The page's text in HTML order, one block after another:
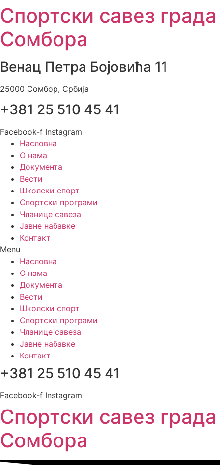
Skip
to
content
Спортски савез града
Сомбора
Венац Петра Бојовића 11
25000 Сомбор, Србија
+381 25 510 45 41
Facebook-f Instagram
Насловна
О нама
Документа
Вести
Школски спорт
Спортски програми
Чланице савеза
Јавне набавке
Контакт
Menu
Насловна
О нама
Документа
Вести
Школски спорт
Спортски програми
Чланице савеза
Јавне набавке
Контакт
+381 25 510 45 41
Facebook-f Instagram
Спортски савез града
Сомбора​